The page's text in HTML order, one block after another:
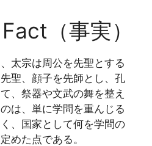
（事実）
太宗は周公を先聖とする
聖、顔子を先師とし、孔
、祭器や文武の舞を整え
は、単に学問を重んじる
、国家として何を学問の
めた点である。